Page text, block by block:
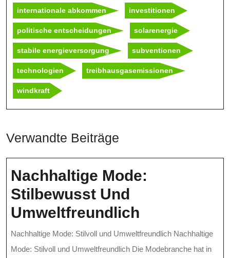
internationale abkommen investitionen
politische entscheidungen solarenergie
stabile energieversorgung subventionen
technologien treibhausgasemissionen
windkraft
Verwandte Beiträge
Nachhaltige Mode:
Stilbewusst Und
Umweltfreundlich
Mode:
Stilbewusst
Nachhaltige Mode: Stilvoll und Umweltfreundlich Nachhaltige
Mode: Stilvoll und Umweltfreundlich Die Modebranche hat in